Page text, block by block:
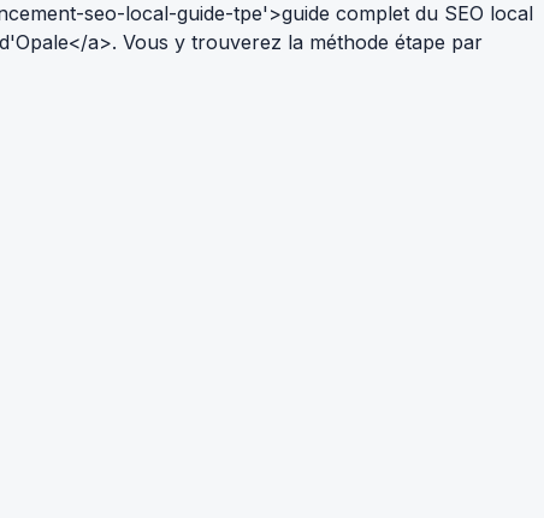
seo-local-guide-tpe'>guide complet du SEO local
a>. Vous y trouverez la méthode étape par